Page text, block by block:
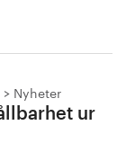
Nyheter
ur